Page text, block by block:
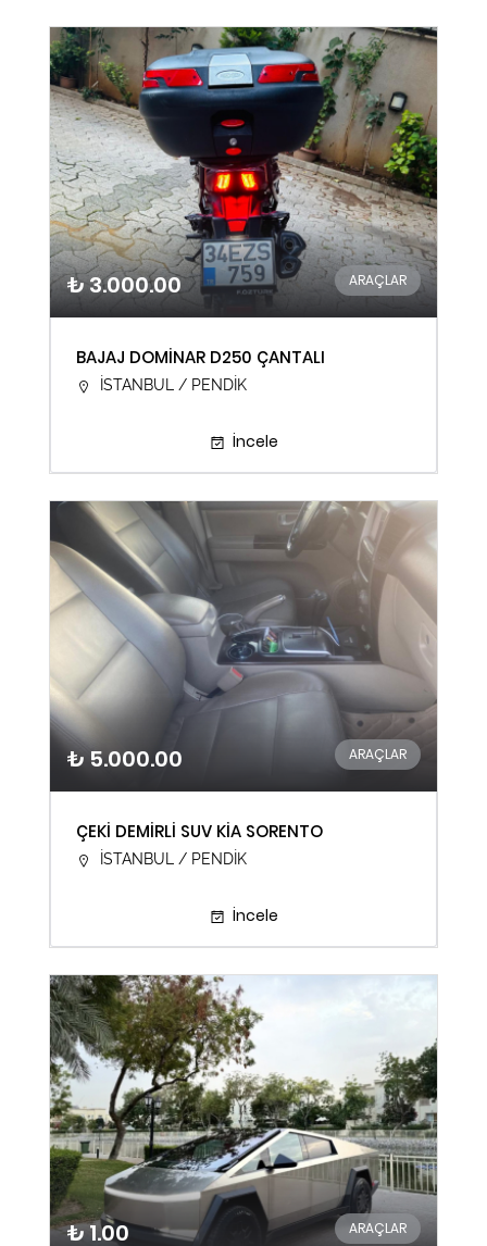
₺ 3.000.00 ARAÇLAR
BAJAJ DOMİNAR D250 ÇANTALI
İSTANBUL / PENDİK
İncele
₺ 5.000.00 ARAÇLAR
ÇEKİ DEMİRLİ SUV KİA SORENTO
İSTANBUL / PENDİK
İncele
₺ 1.00 ARAÇLAR